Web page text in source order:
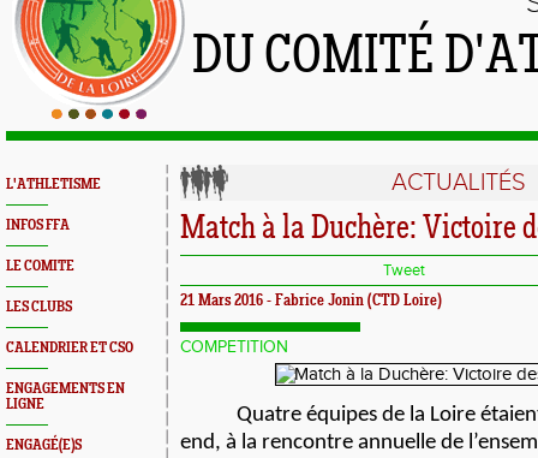
DU COMITÉ
L'ATHLETISME
INFOS FFA
LE COMITE
LES CLUBS
CALENDRIER ET CSO
ENGAGEMENTS EN
LIGNE
ENGAGÉ(E)S
ACTUALITÉS
Match à la Duchère: Victoire
Tweet
21 Mars 2016 - Fabrice Jonin (CTD Loire)
COMPETITION
Quatre équipes de la Loire
end, à la rencontre annuelle de